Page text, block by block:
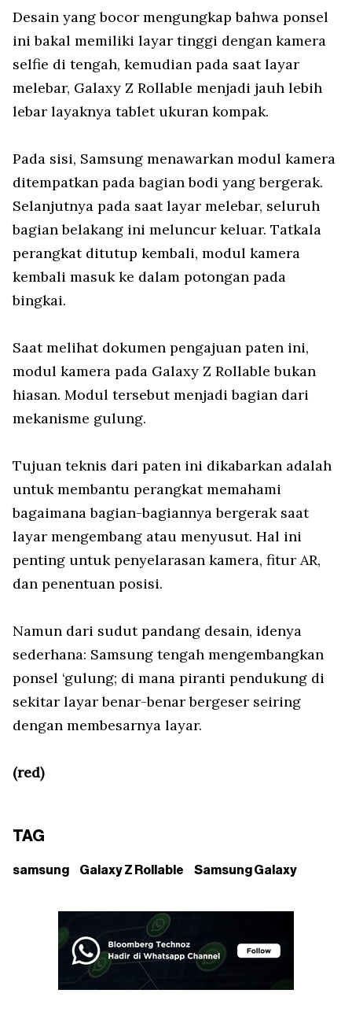
Desain yang bocor mengungkap bahwa ponsel
ini bakal memiliki layar tinggi dengan kamera
selfie di tengah, kemudian pada saat layar
melebar, Galaxy Z Rollable menjadi jauh lebih
lebar layaknya tablet ukuran kompak.
Pada sisi, Samsung menawarkan modul kamera
ditempatkan pada bagian bodi yang bergerak.
Selanjutnya pada saat layar melebar, seluruh
bagian belakang ini meluncur keluar. Tatkala
perangkat ditutup kembali, modul kamera
kembali masuk ke dalam potongan pada
bingkai.
Saat melihat dokumen pengajuan paten ini,
modul kamera pada Galaxy Z Rollable bukan
hiasan. Modul tersebut menjadi bagian dari
mekanisme gulung.
Tujuan teknis dari paten ini dikabarkan adalah
untuk membantu perangkat memahami
bagaimana bagian-bagiannya bergerak saat
layar mengembang atau menyusut. Hal ini
penting untuk penyelarasan kamera, fitur AR,
dan penentuan posisi.
Namun dari sudut pandang desain, idenya
sederhana: Samsung tengah mengembangkan
ponsel ‘gulung; di mana piranti pendukung di
sekitar layar benar-benar bergeser seiring
dengan membesarnya layar.
(red)
TAG
samsung Galaxy Z Rollable Samsung Galaxy